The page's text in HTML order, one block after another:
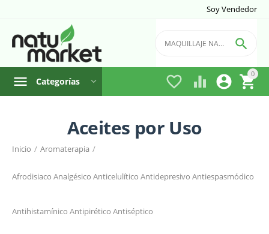
Soy Vendedor
0


 

Categorías
Marca
Aceites por Uso
Inicio / Aromaterapia /
Afrodisiaco Analgésico Anticelulítico Antidepresivo Antiespasmódico
Antihistamínico Antipirético Antiséptico